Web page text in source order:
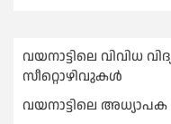
വയനാട്ടിലെ വിവിധ
സീറ്റൊഴിവുകൾ
വയനാട്ടിലെ